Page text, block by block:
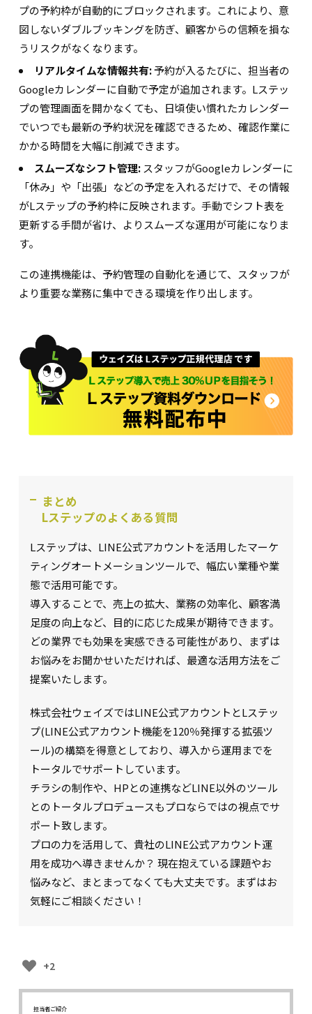
プの予約枠が自動的にブロックされます。これにより、意
図しないダブルブッキングを防ぎ、顧客からの信頼を損な
うリスクがなくなります。
リアルタイムな情報共有:予約が入るたびに、担当者の
Googleカレンダーに自動で予定が追加されます。Lステッ
プの管理画面を開かなくても、日頃使い慣れたカレンダー
でいつでも最新の予約状況を確認できるため、確認作業に
かかる時間を大幅に削減できます。
スムーズなシフト管理:スタッフがGoogleカレンダーに
「休み」や「出張」などの予定を入れるだけで、その情報
がLステップの予約枠に反映されます。手動でシフト表を
更新する手間が省け、よりスムーズな運用が可能になりま
す。
この連携機能は、予約管理の自動化を通じて、スタッフが
より重要な業務に集中できる環境を作り出します。
まとめ
Lステップのよくある質問
Lステップは、LINE公式アカウントを活用したマーケ
ティングオートメーションツールで、幅広い業種や業
態で活用可能です。
導入することで、売上の拡大、業務の効率化、顧客満
足度の向上など、目的に応じた成果が期待できます。
どの業界でも効果を実感できる可能性があり、まずは
お悩みをお聞かせいただければ、最適な活用方法をご
提案いたします。
株式会社ウェイズではLINE公式アカウントとLステッ
プ(LINE公式アカウント機能を120％発揮する拡張ツ
ール)の構築を得意としており、導入から運用までを
トータルでサポートしています。
チラシの制作や、HPとの連携などLINE以外のツール
とのトータルプロデュースもプロならではの視点でサ
ポート致します。
プロの力を活用して、貴社のLINE公式アカウント運
用を成功へ導きませんか？ 現在抱えている課題やお
悩みなど、まとまってなくても大丈夫です。まずはお
気軽にご相談ください！
+2
担当者ご紹介